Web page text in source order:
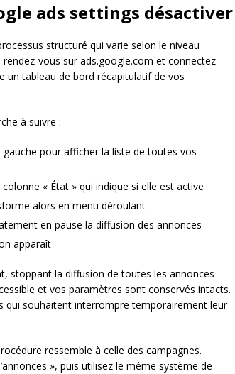
ads settings désactiver
structuré qui varie selon le niveau
vous sur ads.google.com et connectez-
un tableau de bord récapitulatif de vos
à suivre :
pour afficher la liste de toutes vos
« État » qui indique si elle est active
alors en menu déroulant
en pause la diffusion des annonces
apparaît
stoppant la diffusion de toutes les annonces
et vos paramètres sont conservés intacts.
souhaitent interrompre temporairement leur
ressemble à celle des campagnes.
», puis utilisez le même système de